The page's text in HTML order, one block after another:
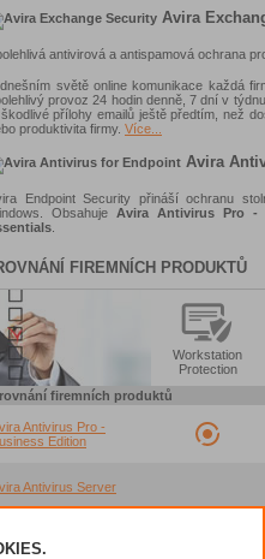
Avira
antivirová a antispamová ochrana
světě online komunikace každá
provoz 24 hodin denně, 7 dní v
přílohy emailů ještě předtím, než
produktivita firmy. Více...
Avira
Endpoint Security přináší ochranu
Obsahuje Avira Antivirus Pro -
FIREMNÍCH PRODUKTŮ
Workstation
Protection
firemních produktů
Antivirus Pro -
Edition
Antivirus Server
Exchange Security